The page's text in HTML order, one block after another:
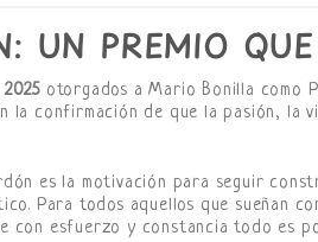
UN PREMIO
otorgados a Mario Bonilla como
la confirmación de que la pasión, la
es la motivación para seguir
Para todos aquellos que sueñan
con esfuerzo y constancia todo es